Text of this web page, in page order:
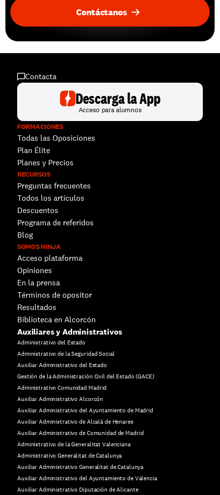
Contáctanos
FORMACIONES
Todas las Oposiciones
Plan Élite
Planes y Precios
RECURSOS
Preguntas frecuentes
Todos los artículos
Descuentos
Programa de referidos
Blog
SOMOS NINJA
Acceso plataforma
Opiniones
En la prensa
Términos de opositor
Resultados
Biblioteca en Alcorcón
Contacta
Descarga la App
Acceso para alumnos
Auxiliares y Administrativos
Administrativo del Estado
Administrativo de la Seguridad Social
Auxiliar Administrativo del Estado
Gestión de la Administración Civil del Estado (GACE)
Administrativo Comunidad Madrid
Auxiliar Administrativo Alcorcón
Auxiliar Administrativo del Ayuntamiento de Madrid
Auxiliar Administrativo de Alcalá de Henares
Auxiliar Administrativo de Comunidad de Madrid
Administrativo de la Generalitat Valenciana
Administrativo Generalitat de Catalunya
Auxiliar Administrativo Generalitat de Catalunya
Auxiliar Administrativo del Ayuntamiento de Valencia
Auxiliar Administrativo Diputación de Alicante